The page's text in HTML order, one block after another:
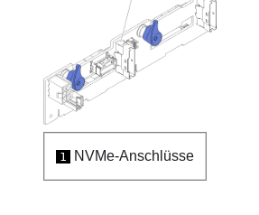
1 NVMe-Anschlüsse